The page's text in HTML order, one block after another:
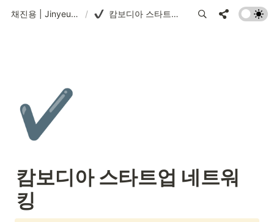
채진용 | Jinyeung Chae / 캄보디아 스타트업 네트워킹
✔️
캄보디아 스타트업 네트워
킹